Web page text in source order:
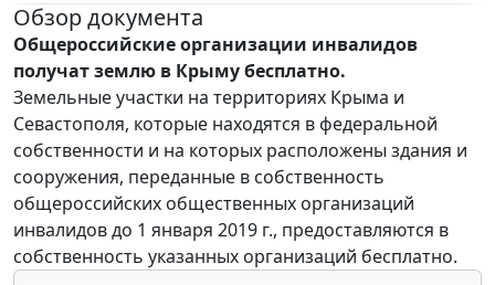
Обзор документа
Общероссийские организации инвалидов
получат землю в Крыму бесплатно.
Земельные участки на территориях Крыма и
Севастополя, которые находятся в федеральной
собственности и на которых расположены здания и
сооружения, переданные в собственность
общероссийских общественных организаций
инвалидов до 1 января 2019 г., предоставляются в
собственность указанных организаций бесплатно.